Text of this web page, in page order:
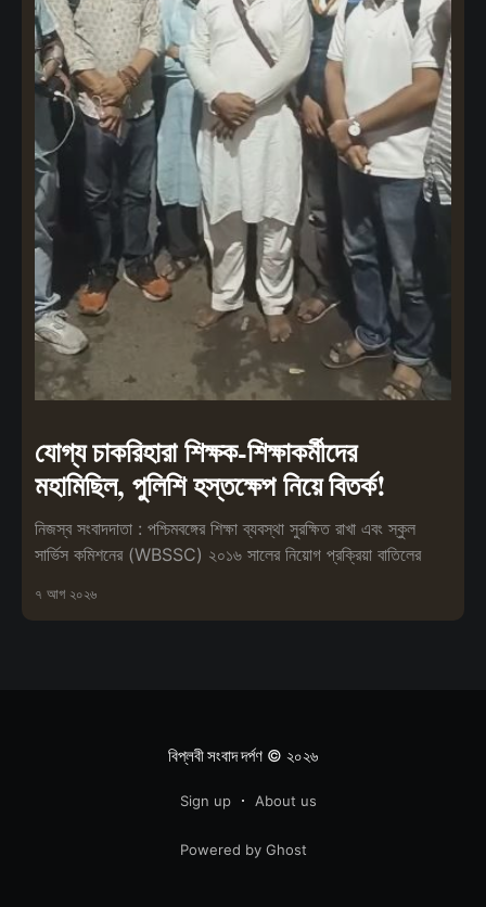
যোগ্য চাকরিহারা শিক্ষক-শিক্ষাকর্মীদের
মহামিছিল, পুলিশি হস্তক্ষেপ নিয়ে বিতর্ক!
নিজস্ব সংবাদদাতা : পশ্চিমবঙ্গের শিক্ষা ব্যবস্থা সুরক্ষিত রাখা এবং স্কুল
সার্ভিস কমিশনের (WBSSC) ২০১৬ সালের নিয়োগ প্রক্রিয়া বাতিলের
৭ আগ ২০২৬
বিপ্লবী সংবাদ দর্পণ© ২০২৬
Sign up About us
Powered by Ghost